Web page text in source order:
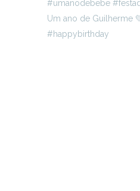
Um ano de Guilherme
#happybirthday